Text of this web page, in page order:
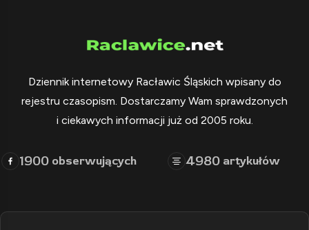
Dziennik internetowy Racławic Śląskich wpisany do
rejestru czasopism. Dostarczamy Wam sprawdzonych
i ciekawych informacji już od 2005 roku.
1900 obserwujących 4980 artykułów